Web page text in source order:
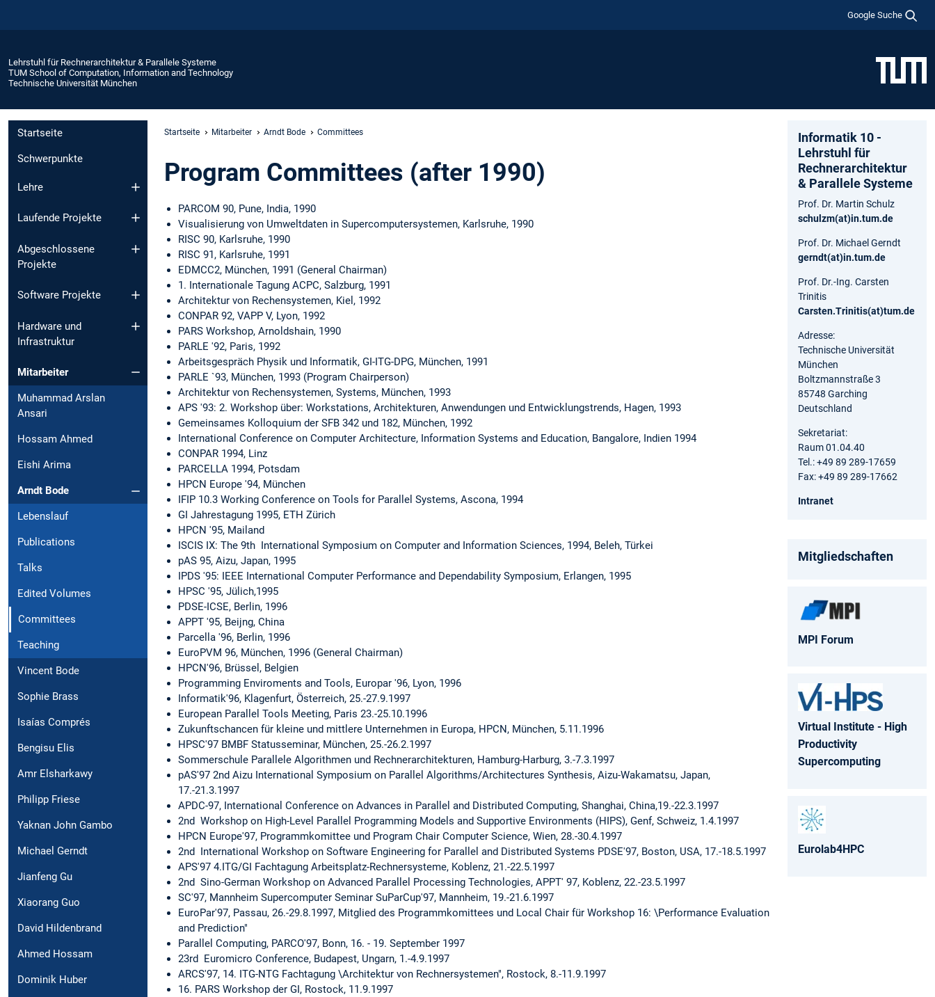
Google Suche
Lehrstuhl für Rechnerarchitektur & Parallele Systeme
TUM School of Computation, Information and Technology
Technische Universität München
Startseite
Schwerpunkte
Lehre
Laufende Projekte
Abgeschlossene
Projekte
Software Projekte
Hardware und
Infrastruktur
Mitarbeiter
Muhammad Arslan
Ansari
Hossam Ahmed
Eishi Arima
Arndt Bode
Lebenslauf
Publications
Talks
Edited Volumes
Committees
Teaching
Vincent Bode
Sophie Brass
Isaías Comprés
Bengisu Elis
Amr Elsharkawy
Philipp Friese
Yaknan John Gambo
Michael Gerndt
Jianfeng Gu
Xiaorang Guo
David Hildenbrand
Ahmed Hossam
Dominik Huber
Startseite Mitarbeiter Arndt Bode Committees
Program Committees (after 1990)
PARCOM 90, Pune, India, 1990
Visualisierung von Umweltdaten in Supercomputersystemen, Karlsruhe, 1990
RISC 90, Karlsruhe, 1990
RISC 91, Karlsruhe, 1991
EDMCC2, München, 1991 (General Chairman)
1. Internationale Tagung ACPC, Salzburg, 1991
Architektur von Rechensystemen, Kiel, 1992
CONPAR 92, VAPP V, Lyon, 1992
PARS Workshop, Arnoldshain, 1990
PARLE '92, Paris, 1992
Arbeitsgespräch Physik und Informatik, GI-ITG-DPG, München, 1991
PARLE `93, München, 1993 (Program Chairperson)
Architektur von Rechensystemen, Systems, München, 1993
APS '93: 2. Workshop über: Workstations, Architekturen, Anwendungen und Entwicklungstrends, Hagen, 1993
Gemeinsames Kolloquium der SFB 342 und 182, München, 1992
International Conference on Computer Architecture, Information Systems and Education, Bangalore, Indien 1994
CONPAR 1994, Linz
PARCELLA 1994, Potsdam
HPCN Europe '94, München
IFIP 10.3 Working Conference on Tools for Parallel Systems, Ascona, 1994
GI Jahrestagung 1995, ETH Zürich
HPCN '95, Mailand
ISCIS IX: The 9th International Symposium on Computer and Information Sciences, 1994, Beleh, Türkei
pAS 95, Aizu, Japan, 1995
IPDS '95: IEEE International Computer Performance and Dependability Symposium, Erlangen, 1995
HPSC '95, Jülich,1995
PDSE-ICSE, Berlin, 1996
APPT '95, Beijng, China
Parcella '96, Berlin, 1996
EuroPVM 96, München, 1996 (General Chairman)
HPCN'96, Brüssel, Belgien
Programming Enviroments and Tools, Europar '96, Lyon, 1996
Informatik'96, Klagenfurt, Österreich, 25.-27.9.1997
European Parallel Tools Meeting, Paris 23.-25.10.1996
Zukunftschancen für kleine und mittlere Unternehmen in Europa, HPCN, München, 5.11.1996
HPSC'97 BMBF Statusseminar, München, 25.-26.2.1997
Sommerschule Parallele Algorithmen und Rechnerarchitekturen, Hamburg-Harburg, 3.-7.3.1997
pAS'97 2nd Aizu International Symposium on Parallel Algorithms/Architectures Synthesis, Aizu-Wakamatsu, Japan,
17.-21.3.1997
APDC-97, International Conference on Advances in Parallel and Distributed Computing, Shanghai, China,19.-22.3.1997
2nd Workshop on High-Level Parallel Programming Models and Supportive Environments (HIPS), Genf, Schweiz, 1.4.1997
HPCN Europe'97, Programmkomittee und Program Chair Computer Science, Wien, 28.-30.4.1997
2nd International Workshop on Software Engineering for Parallel and Distributed Systems PDSE'97, Boston, USA, 17.-18.5.1997
APS'97 4.ITG/GI Fachtagung Arbeitsplatz-Rechnersysteme, Koblenz, 21.-22.5.1997
2nd Sino-German Workshop on Advanced Parallel Processing Technologies, APPT' 97, Koblenz, 22.-23.5.1997
SC'97, Mannheim Supercomputer Seminar SuParCup'97, Mannheim, 19.-21.6.1997
EuroPar'97, Passau, 26.-29.8.1997, Mitglied des Programmkomittees und Local Chair für Workshop 16: \Performance Evaluation
and Prediction"
Parallel Computing, PARCO'97, Bonn, 16. - 19. September 1997
23rd Euromicro Conference, Budapest, Ungarn, 1.-4.9.1997
ARCS'97, 14. ITG-NTG Fachtagung \Architektur von Rechnersystemen", Rostock, 8.-11.9.1997
16. PARS Workshop der GI, Rostock, 11.9.1997
Informatik 10 -
Lehrstuhl für
Rechnerarchitektur
& Parallele Systeme
Prof. Dr. Martin Schulz
schulzm(at)in.tum.de
Prof. Dr. Michael Gerndt
gerndt(at)in.tum.de
Prof. Dr.-Ing. Carsten
Trinitis
Carsten.Trinitis(at)tum.de
Adresse:
Technische Universität
München
Boltzmannstraße 3
85748 Garching
Deutschland
Sekretariat:
Raum 01.04.40
Tel.: +49 89 289-17659
Fax: +49 89 289-17662
Intranet
Mitgliedschaften
MPI Forum
Virtual Institute - High
Productivity
Supercomputing
Eurolab4HPC